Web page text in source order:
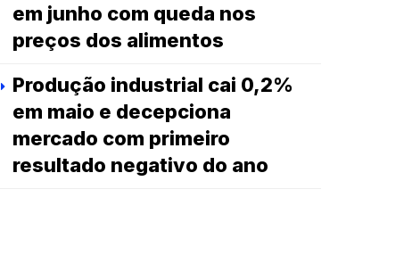
em junho com queda nos
preços dos alimentos
Produção industrial cai 0,2%
em maio e decepciona
mercado com primeiro
resultado negativo do ano